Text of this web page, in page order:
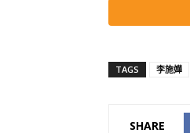
TAGS 李施嬅
SHARE